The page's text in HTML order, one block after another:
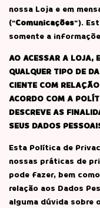
nossa Loja e em
(“Comunicações”).
somente a
AO ACESSAR A LOJA,
QUALQUER TIPO DE
CIENTE COM
ACORDO COM A
DESCREVE AS
SEUS DADOS
Esta Política de
nossas práticas de
pode fazer, bem
relação aos Dados
alguma dúvida sobre